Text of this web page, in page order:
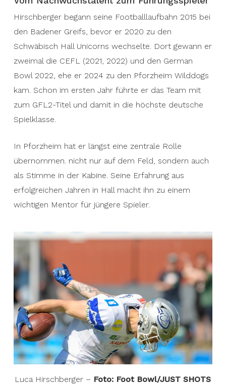
Hirschberger begann seine Footballlaufbahn 2015 bei
den Badener Greifs, bevor er 2020 zu den
Schwäbisch Hall Unicorns wechselte. Dort gewann er
zweimal die CEFL (2021, 2022) und den German
Bowl 2022, ehe er 2024 zu den Pforzheim Wilddogs
kam. Schon im ersten Jahr führte er das Team mit
zum GFL2-Titel und damit in die höchste deutsche
Spielklasse.
In Pforzheim hat er längst eine zentrale Rolle
übernommen. nicht nur auf dem Feld, sondern auch
als Stimme in der Kabine. Seine Erfahrung aus
erfolgreichen Jahren in Hall macht ihn zu einem
wichtigen Mentor für jüngere Spieler.
Luca Hirschberger – Foto: Foot Bowl/JUST SHOTS